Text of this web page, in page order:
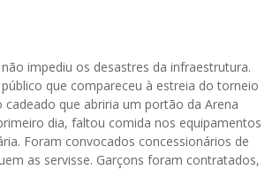
impediu os desastres da infraestrutura.
que compareceu à estreia do torneio
que abriria um portão da Arena
dia, faltou comida nos equipamentos
Foram convocados concessionários de
as servisse. Garçons foram contratados,